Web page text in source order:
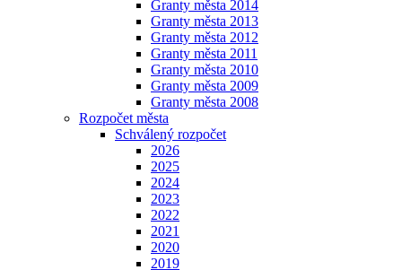
Granty města 2014
Granty města 2013
Granty města 2012
Granty města 2011
Granty města 2010
Granty města 2009
Granty města 2008
Rozpočet města
Schválený rozpočet
2026
2025
2024
2023
2022
2021
2020
2019